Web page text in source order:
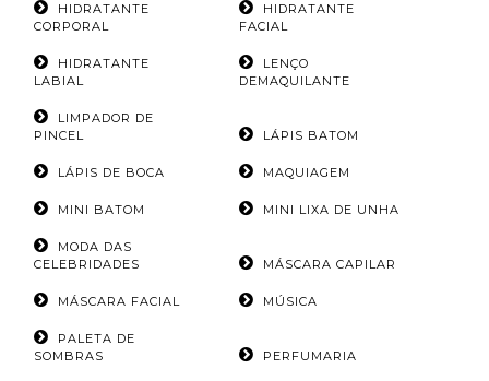
HIDRATANTE
CORPORAL
HIDRATANTE
FACIAL
HIDRATANTE
LABIAL
LENÇO
DEMAQUILANTE
LIMPADOR DE
PINCEL
LÁPIS BATOM
LÁPIS DE BOCA MAQUIAGEM
MINI BATOM MINI LIXA DE UNHA
MODA DAS
CELEBRIDADES
MÁSCARA CAPILAR
MÁSCARA FACIAL MÚSICA
PALETA DE
SOMBRAS
PERFUMARIA